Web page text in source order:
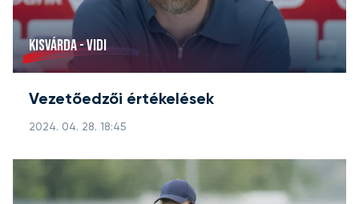
KISVÁRDA - VIDI
Vezetőedzői értékelések
2024. 04. 28. 18:45